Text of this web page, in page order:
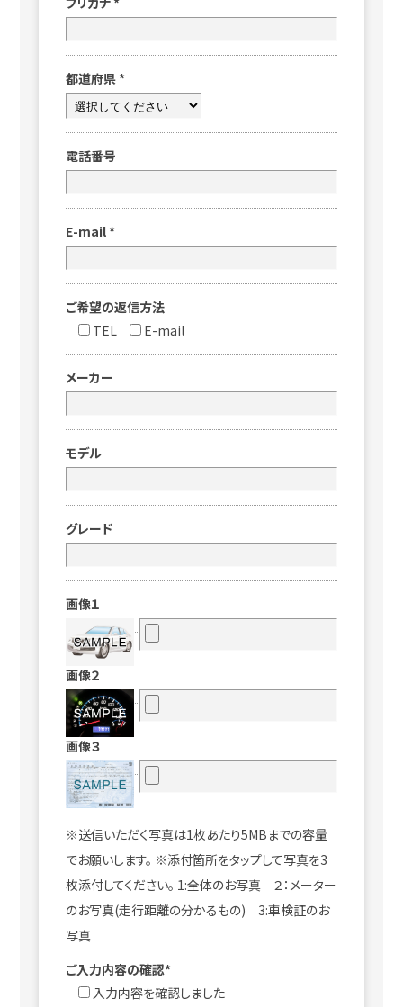
都道府県 *
電話番号
E-mail *
ご希望の返信方法
TEL
E-mail
メーカー
モデル
グレード
画像１
画像２
画像３
※送信いただく写真は1枚あたり5MBまでの容量
でお願いします。 ※添付箇所をタップして写真を3
枚添付してください。 1:全体のお写真 ２：メーター
のお写真(走行距離の分かるもの) 3:車検証のお
写真
ご入力内容の確認*
入力内容を確認しました